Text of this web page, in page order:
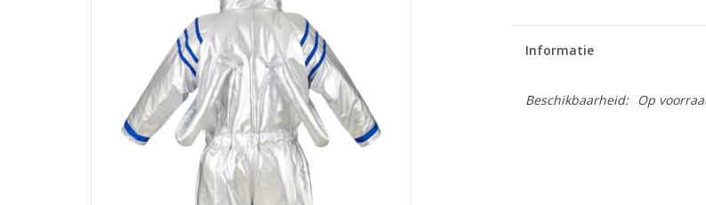
Informatie
Beschikbaarheid: Op